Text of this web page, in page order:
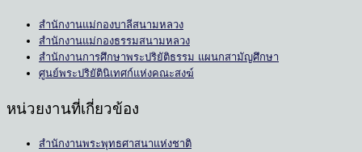
สำนักงานแม่กองบาลีสนามหลวง
สำนักงานแม่กองธรรมสนามหลวง
สำนักงานการศึกษาพระปริยัติธรรม แผนกสามัญศึกษา
ศูนย์พระปริยัตินิเทศก์แห่งคณะสงฆ์
หน่วยงานที่เกี่ยวข้อง
สำนักงานพระพุทธศาสนาแห่งชาติ